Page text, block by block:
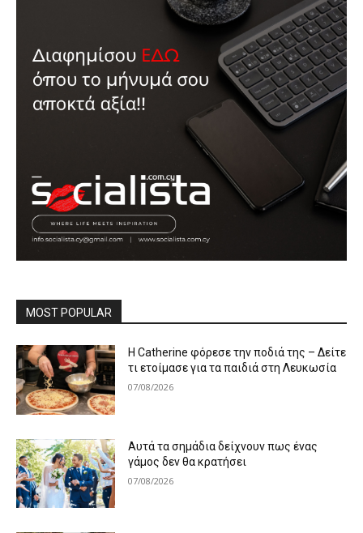
MOST POPULAR
Η Catherine φόρεσε την ποδιά της – Δείτε
τι ετοίμασε για τα παιδιά στη Λευκωσία
07/08/2026
Αυτά τα σημάδια δείχνουν πως ένας
γάμος δεν θα κρατήσει
07/08/2026